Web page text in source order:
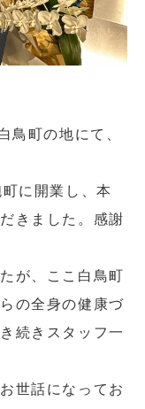
鳥町の地にて、
に開業し、本
きました。感謝
が、ここ白鳥町
の全身の健康づ
続きスタッフ一
世話になってお